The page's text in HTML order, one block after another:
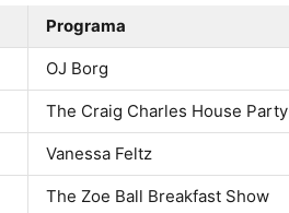
Programa
OJ Borg
The Craig Charles House Party
Vanessa Feltz
The Zoe Ball Breakfast Show